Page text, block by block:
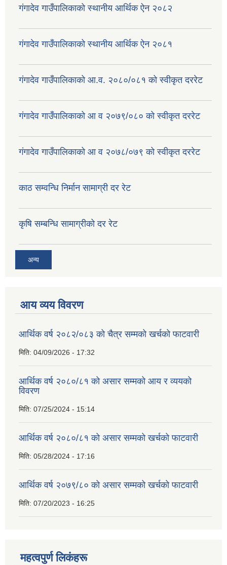
गंगादेव गाउँपालिकाको स्थानीय आर्थिक ऐन २०८२
गंगादेव गाउँपालिकाको स्थानीय आर्थिक ऐन २०८१
गंगादेव गाउँपालिकाको आ.व. २०८०/०८१ को स्वीकृत दररेट
गंगादेव गाउँपालिकाको आ व २०७९/०८० को स्वीकृत दररेट
गंगादेव गाउँपालिकाको आ व २०७८/०७९ को स्वीकृत दररेट
काठ सम्वन्धि निर्मान सामाग्री दर रेट
कृषि सम्बन्धि सामाग्रीको दर रेट
अन्य
आय व्यय विवरण
आर्थिक वर्ष २०८२/०८३ को चैत्र सम्मको खर्चको फाटवारी
मिति: 04/09/2026 - 17:32
आर्थिक वर्ष २०८०/८१ को असार सम्मको आय र व्ययको
विवरण
मिति: 07/25/2024 - 15:14
आर्थिक वर्ष २०८०/८१ को असार सम्मको खर्चको फाटवारी
मिति: 05/28/2024 - 17:16
आर्थिक वर्ष २०७९/८० को असार सम्मको खर्चको फाटवारी
मिति: 07/20/2023 - 16:25
महत्वपुर्ण लिकंहरू